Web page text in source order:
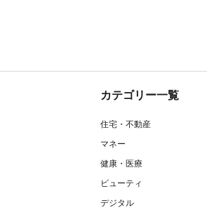
カテゴリー一覧
住宅・不動産
マネー
健康・医療
ビューティ
デジタル